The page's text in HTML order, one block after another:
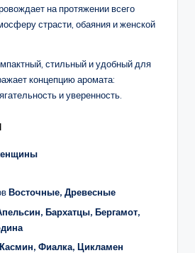
на протяжении всего
страсти, обаяния и женской
стильный и удобный для
концепцию аромата:
и уверенность.
Восточные, Древесные
Бархатцы, Бергамот,
Фиалка, Цикламен